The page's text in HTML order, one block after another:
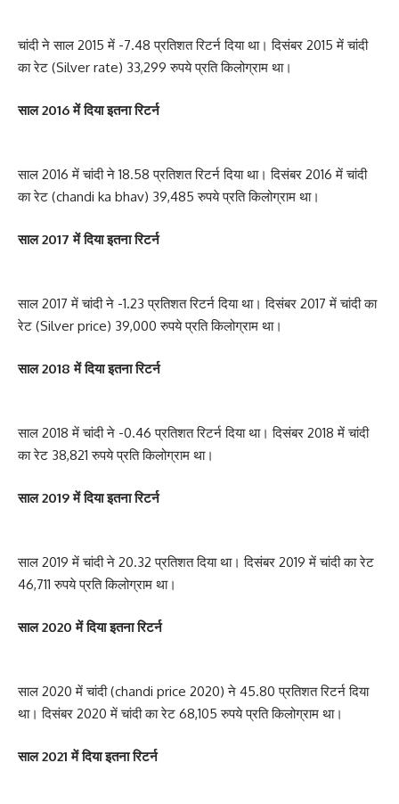
चांदी ने साल 2015 में -7.48 प्रतिशत रिटर्न दिया था। दिसंबर 2015 में चांदी
का रेट (Silver rate) 33,299 रुपये प्रति किलोग्राम था।
साल 2016 में दिया इतना रिटर्न
साल 2016 में चांदी ने 18.58 प्रतिशत रिटर्न दिया था। दिसंबर 2016 में चांदी
का रेट (chandi ka bhav) 39,485 रुपये प्रति किलोग्राम था।
साल 2017 में दिया इतना रिटर्न
साल 2017 में चांदी ने -1.23 प्रतिशत रिटर्न दिया था। दिसंबर 2017 में चांदी का
रेट (Silver price) 39,000 रुपये प्रति किलोग्राम था।
साल 2018 में दिया इतना रिटर्न
साल 2018 में चांदी ने -0.46 प्रतिशत रिटर्न दिया था। दिसंबर 2018 में चांदी
का रेट 38,821 रुपये प्रति किलोग्राम था।
साल 2019 में दिया इतना रिटर्न
साल 2019 में चांदी ने 20.32 प्रतिशत दिया था। दिसंबर 2019 में चांदी का रेट
46,711 रुपये प्रति किलोग्राम था।
साल 2020 में दिया इतना रिटर्न
साल 2020 में चांदी (chandi price 2020) ने 45.80 प्रतिशत रिटर्न दिया
था। दिसंबर 2020 में चांदी का रेट 68,105 रुपये प्रति किलोग्राम था।
साल 2021 में दिया इतना रिटर्न